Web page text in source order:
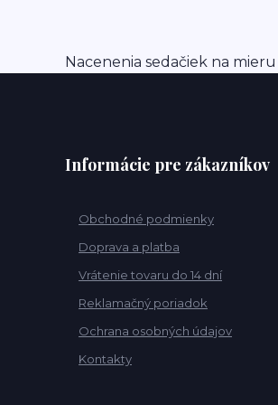
Nacenenia sedačiek na
Informácie pre zákazníkov
Obchodné podmienky
Doprava a platba
Vrátenie tovaru do 14 dní
Reklamačný poriadok
Ochrana osobných údajov
Kontakty